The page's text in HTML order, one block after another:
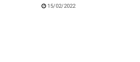
15/02/2022